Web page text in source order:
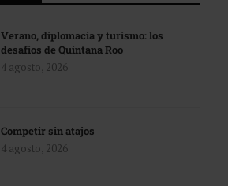
Verano, diplomacia y turismo: los
desafíos de Quintana Roo
4 agosto, 2026
Competir sin atajos
4 agosto, 2026